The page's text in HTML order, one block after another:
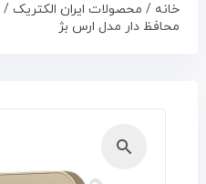
خانه / محصولات ایران الکتریک/
محافظ دار مدل ارس بژ